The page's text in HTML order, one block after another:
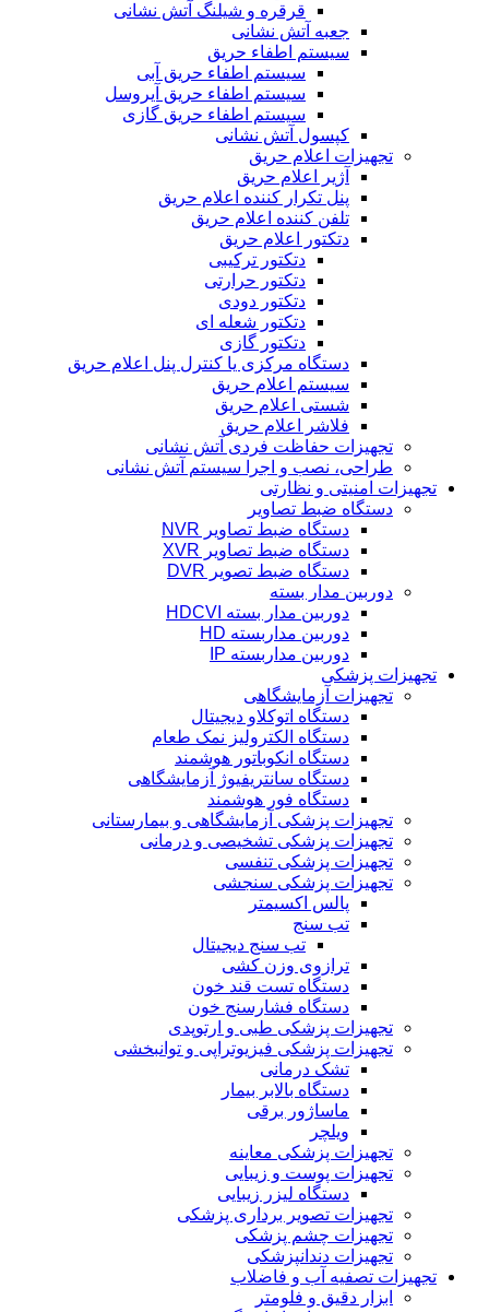
قرقره و شیلنگ آتش نشانی
جعبه آتش نشانی
سیستم اطفاء حریق
سیستم اطفاء حریق آبی
سیستم اطفاء حریق آیروسل
سیستم اطفاء حریق گازی
کپسول آتش نشانی
تجهیزات اعلام حریق
آژیر اعلام حریق
پنل تکرار کننده اعلام حریق
تلفن کننده اعلام حریق
دتکتور اعلام حریق
دتکتور ترکیبی
دتکتور حرارتی
دتکتور دودی
دتکتور شعله ای
دتکتور گازی
دستگاه مرکزی یا کنترل پنل اعلام حریق
سیستم اعلام حریق
شستی اعلام حریق
فلاشر اعلام حریق
تجهیزات حفاظت فردی آتش نشانی
طراحی، نصب و اجرا سیستم آتش نشانی
تجهیزات امنیتی و نظارتی
دستگاه ضبط تصاویر
دستگاه ضبط تصاویر NVR
دستگاه ضبط تصاویر XVR
دستگاه ضبط تصویر DVR
دوربین مدار بسته
دوربین مدار بسته HDCVI
دوربین مداربسته HD
دوربین مداربسته IP
تجهیزات پزشکی
تجهیزات آزمایشگاهی
دستگاه اتوکلاو دیجیتال
دستگاه الکترولیز نمک طعام
دستگاه انکوباتور هوشمند
دستگاه سانتریفیوژ آزمایشگاهی
دستگاه فور هوشمند
تجهیزات پزشکی آزمایشگاهی و بیمارستانی
تجهیزات پزشکی تشخیصی و درمانی
تجهیزات پزشکی تنفسی
تجهیزات پزشکی سنجشی
پالس اکسیمتر
تب سنج
تب سنج دیجیتال
ترازوی وزن کشی
دستگاه تست قند خون
دستگاه فشارسنج خون
تجهیزات پزشکی طبی و ارتوپدی
تجهیزات پزشکی فیزیوتراپی و توانبخشی
تشک درمانی
دستگاه بالابر بیمار
ماساژور برقی
ویلچر
تجهیزات پزشکی معاینه
تجهیزات پوست و زیبایی
دستگاه لیزر زیبایی
تجهیزات تصویر برداری پزشکی
تجهیزات چشم پزشکی
تجهیزات دندانپزشکی
تجهیزات تصفیه آب و فاضلاب
ابزار دقیق و فلومتر